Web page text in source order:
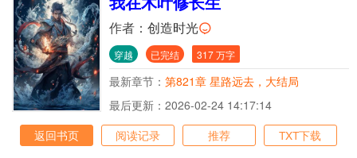
作者： 创造时光
穿越 已完结 317 万字
最新章节： 第821章 星路远去，大结局
最后更新：2026-02-24 14:17:14
返回书页
阅读记录 推荐 TXT下载